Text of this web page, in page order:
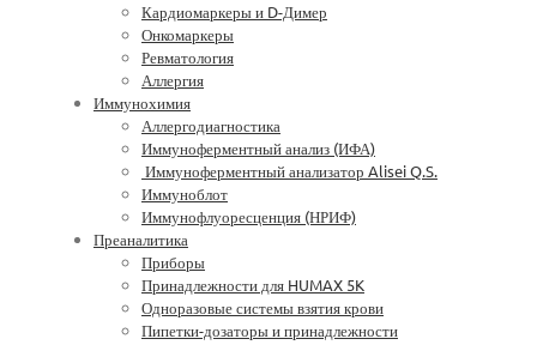
Кардиомаркеры и D-Димер
Онкомаркеры
Ревматология
Аллергия
Иммунохимия
Аллергодиагностика
Иммуноферментный анализ (ИФА)
Иммуноферментный анализатор Alisei Q.S.
Иммуноблот
Иммунофлуоресценция (НРИФ)
Преаналитика
Приборы
Принадлежности для HUMAX 5K
Одноразовые системы взятия крови
Пипетки-дозаторы и принадлежности